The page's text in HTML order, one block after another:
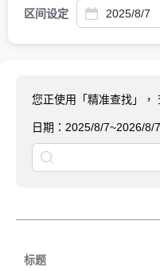
区间设定
您正使用「精准查找」，
日期： 2025/8/7~2026/8/7
标题